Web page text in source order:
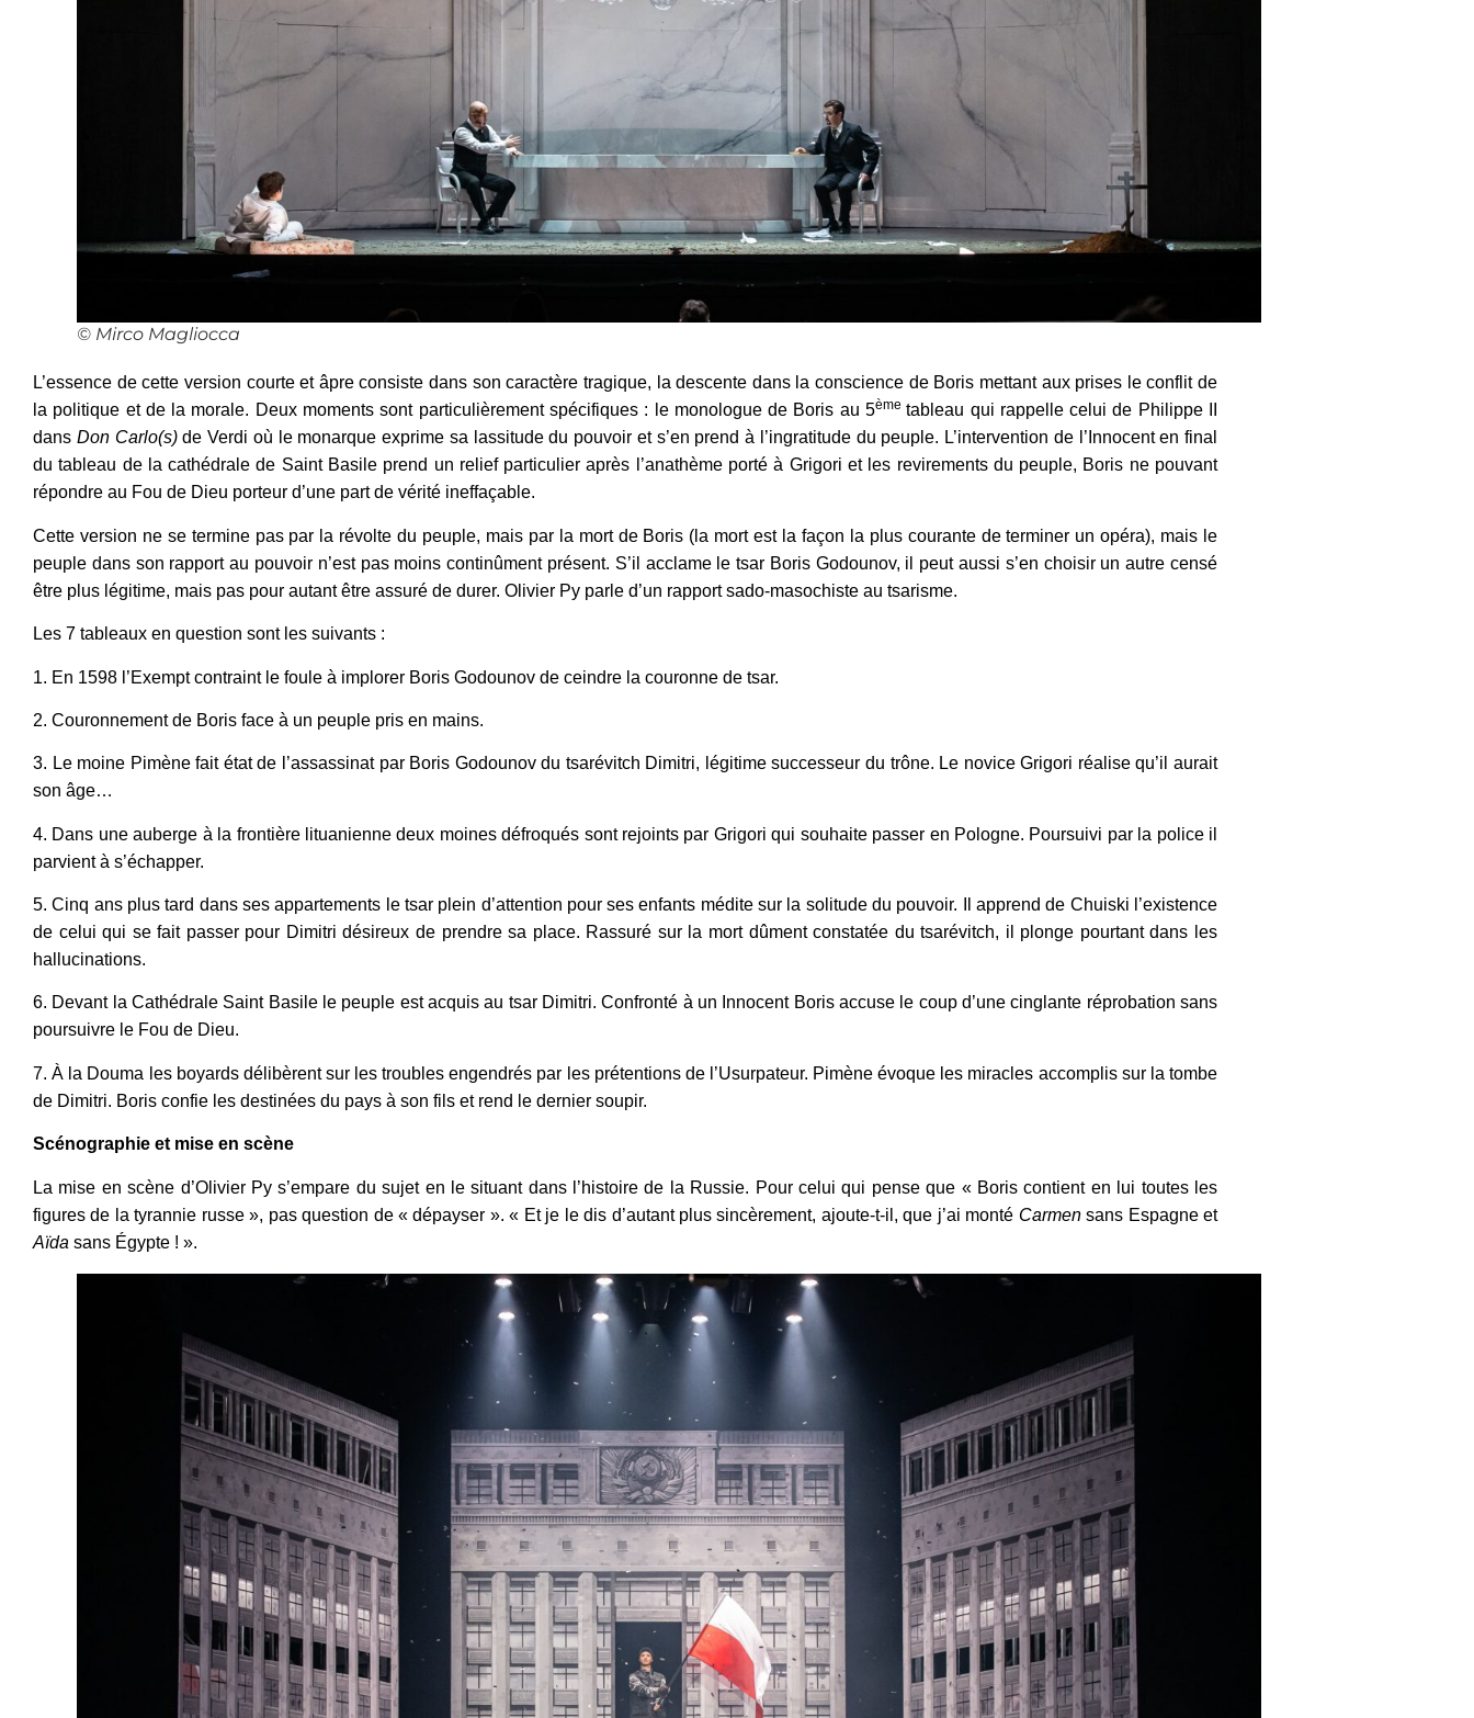
© Mirco Magliocca
L’essence de cette version courte et âpre consiste dans son caractère tragique, la descente dans la conscience de Boris mettant aux prises le conflit de
la politique et de la morale. Deux moments sont particulièrement spécifiques : le monologue de Boris au 5èmetableau qui rappelle celui de Philippe II
dans Don Carlo(s)de Verdi où le monarque exprime sa lassitude du pouvoir et s’en prend à l’ingratitude du peuple. L’intervention de l’Innocent en final
du tableau de la cathédrale de Saint Basile prend un relief particulier après l’anathème porté à Grigori et les revirements du peuple, Boris ne pouvant
répondre au Fou de Dieu porteur d’une part de vérité ineffaçable.
Cette version ne se termine pas par la révolte du peuple, mais par la mort de Boris (la mort est la façon la plus courante de terminer un opéra), mais le
peuple dans son rapport au pouvoir n’est pas moins continûment présent. S’il acclame le tsar Boris Godounov, il peut aussi s’en choisir un autre censé
être plus légitime, mais pas pour autant être assuré de durer. Olivier Py parle d’un rapport sado-masochiste au tsarisme.
Les 7 tableaux en question sont les suivants :
1. En 1598 l’Exempt contraint le foule à implorer Boris Godounov de ceindre la couronne de tsar.
2. Couronnement de Boris face à un peuple pris en mains.
3. Le moine Pimène fait état de l’assassinat par Boris Godounov du tsarévitch Dimitri, légitime successeur du trône. Le novice Grigori réalise qu’il aurait
son âge…
4. Dans une auberge à la frontière lituanienne deux moines défroqués sont rejoints par Grigori qui souhaite passer en Pologne. Poursuivi par la police il
parvient à s’échapper.
5. Cinq ans plus tard dans ses appartements le tsar plein d’attention pour ses enfants médite sur la solitude du pouvoir. Il apprend de Chuiski l’existence
de celui qui se fait passer pour Dimitri désireux de prendre sa place. Rassuré sur la mort dûment constatée du tsarévitch, il plonge pourtant dans les
hallucinations.
6. Devant la Cathédrale Saint Basile le peuple est acquis au tsar Dimitri. Confronté à un Innocent Boris accuse le coup d’une cinglante réprobation sans
poursuivre le Fou de Dieu.
7. À la Douma les boyards délibèrent sur les troubles engendrés par les prétentions de l’Usurpateur. Pimène évoque les miracles accomplis sur la tombe
de Dimitri. Boris confie les destinées du pays à son fils et rend le dernier soupir.
Scénographie et mise en scène
La mise en scène d’Olivier Py s’empare du sujet en le situant dans l’histoire de la Russie. Pour celui qui pense que « Boris contient en lui toutes les
figures de la tyrannie russe », pas question de « dépayser ». « Et je le dis d’autant plus sincèrement, ajoute-t-il, que j’ai monté Carmensans Espagne et
Aïda sans Égypte ! ».